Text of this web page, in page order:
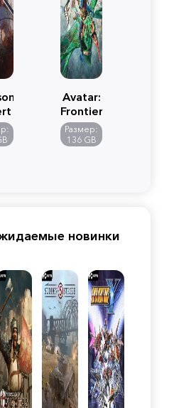
Avatar:
Frontiers
of
Pandora
Размер:
136 GB
новинки